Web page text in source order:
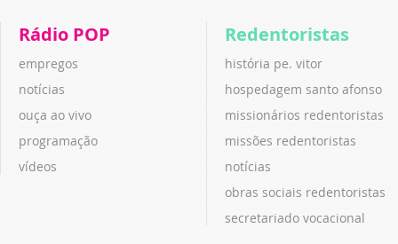
Rádio POP
empregos
notícias
ouça ao vivo
programação
vídeos
Redentoristas
história pe. vitor
hospedagem santo afonso
missionários redentoristas
missões redentoristas
notícias
obras sociais redentoristas
secretariado vocacional